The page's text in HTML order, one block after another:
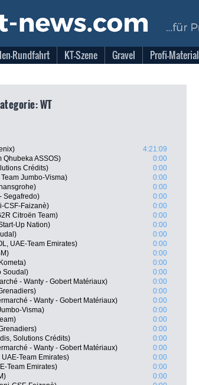
Rundfahrt KT-Szene Gravel Profi-Material
WT
4:21:09
Qhubeka ASSOS)
0:00
Crédits)
0:00
Jumbo-Visma)
0:00
0:00
Segafredo)
0:00
CSF-Faizanè)
0:00
Citroën Team)
0:00
Up Nation)
0:00
0:00
UAE-Team Emirates)
0:00
0:00
0:00
Soudal)
0:00
- Wanty - Gobert Matériaux)
0:00
0:00
- Wanty - Gobert Matériaux)
0:00
Visma)
0:00
0:00
0:00
Solutions Crédits)
0:00
- Wanty - Gobert Matériaux)
0:00
Team Emirates)
0:00
Team Emirates)
0:00
0:00